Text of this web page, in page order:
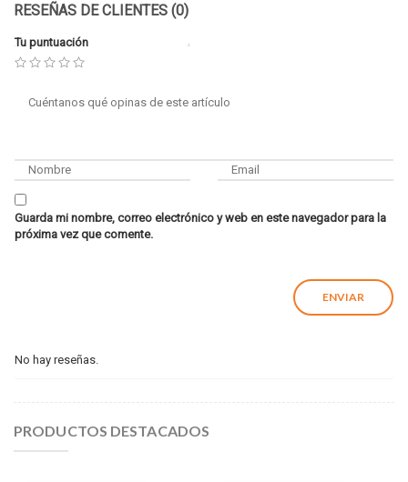
RESEÑAS DE CLIENTES (0)
Tu puntuación
Guarda mi nombre, correo electrónico y web en este navegador para la
próxima vez que comente.
No hay reseñas.
PRODUCTOS DESTACADOS